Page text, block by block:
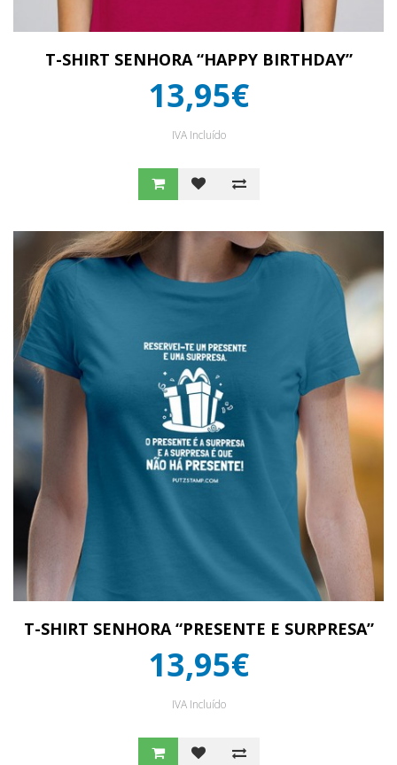
T-SHIRT SENHORA “HAPPY BIRTHDAY”
13,95€
IVA Incluído
T-SHIRT SENHORA “PRESENTE E SURPRESA”
13,95€
IVA Incluído